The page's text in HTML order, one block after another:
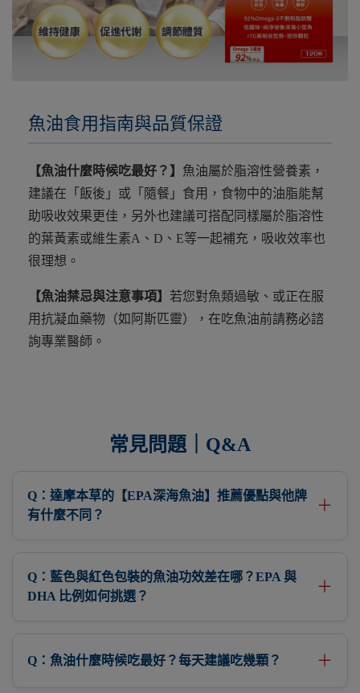
魚油食用指南與品質保證
【魚油什麼時候吃最好？】 魚油屬於脂溶性營養素，
建議在「飯後」或「隨餐」食用，食物中的油脂能幫
助吸收效果更佳，另外也建議可搭配同樣屬於脂溶性
的葉黃素或維生素A、D、E等一起補充，吸收效率也
很理想。
【魚油禁忌與注意事項】 若您對魚類過敏、或正在服
用抗凝血藥物（如阿斯匹靈），在吃魚油前請務必諮
詢專業醫師。
常見問題｜Q&A
Q：達摩本草的【EPA深海魚油】推薦優點與他牌
有什麼不同？
＋
Q：藍色與紅色包裝的魚油功效差在哪？EPA 與
DHA 比例如何挑選？
＋
Q：魚油什麼時候吃最好？每天建議吃幾顆？ ＋